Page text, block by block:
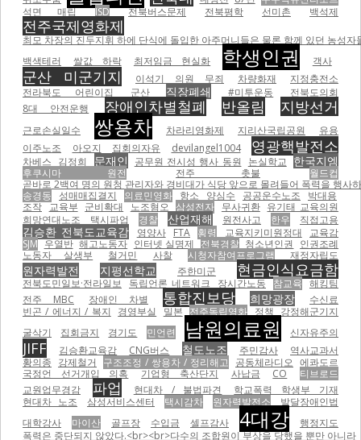
석면 매립
ISD 전북버스문제 전북평학 선미촌 백석제
전주국제영화제
최모 차장의 진두지휘 하에 단식에 돌입한 아주머니들은 물론 함께 있던 농
백색테러
쌀값 하락 최저임금 현실화 학생인권 객사
군산 미군기지 이석기 의원 무죄 차량화재
지정충전소
전라북도 어린이집
군산 직장폐쇄 #미투운동
전북도의회
8대 안전운행
장애인차별철폐 반올림 지방선거
근로손실일수 쌍용차 차라리영화제 지리산국립공원
유용
이주노조
아오지 집회의자유 devilangel1004 영광핵발전소
차베스 김정희 문재인 공무원 전시성 행사 동원 논실학교 한국지엠
후쿠시마 원전 전주 촛불
월드컵
곧바로 2백여 명의 원청 관리자와 경비대가 식당 앞으로 몰려들어 폭력을 행
송경동
성매매집결지 의료민영화 항소 양심수 공공운수노조
박대용
조작 교육부 군비확대 노조혐오 삼성전자 무사귀환 유기태 교육의원
희망연대노조
택시파업 경찰 산업재해 원전사고 한우 직접고용
김승환 전북도교육감 영양사 FTA 횡령 교육지키미원정대
교육감
SJM 우열반 해고노동자 인터넷 실명제 전북경찰 청소년인권
인권조례
노동자 살생부
철거민 사찰 시청자참여프로그램 재정자립도
원자력발전 지평선학교 주한미군 현금인식요금함
전북도민일보·전라일보 독립언론 네트워크 장시간노동 참교육 해킹팀
전주 MBC
장애인 차별 통합진보당 희망광장
수신료
빈곤 / 에너지 / 복지
경영부실 밀본 전주독립영화 정책 강정해군기지
굴삭기
집회금지 경기도 민언련 남원의료원 신자유주의
JIFF 김승환교육감 CNG버스 철도노조 주민감사
역사교과서
황의종 강제철거 구조조정 / 쌍용차 / 정리해고 공동체라디오 에콰도르
국정언 선거개입 의혹
기업형 축산단지 사납금 CO
티브로드
교원업무경감
파업 현대차 / 불법파견
학교폭력 학생부 기재
현대차 노조
삼성서비스센터 택시감차 원자력발전소
발달장애인법
대학강사
마이산 골프장 수입금 셀프감사 4대강
행정지도
폭력은 중단되지 않았다.<br><br>다수의 조합원이 부상을 당했을 뿐만 아니라